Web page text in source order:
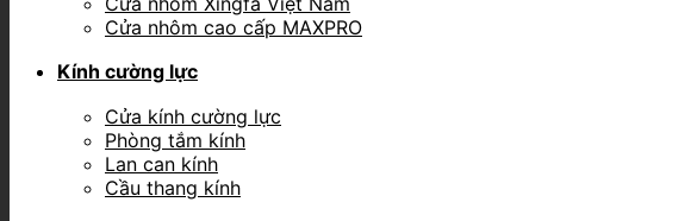
Cửa nhôm cao cấp MAXPRO
Kính cường lực
Cửa kính cường lực
Phòng tắm kính
Lan can kính
Cầu thang kính